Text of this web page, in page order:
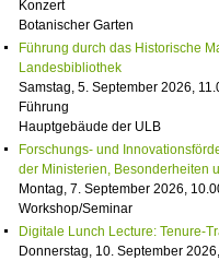
Konzert
Botanischer Garten
Führung durch das Historische
Landesbibliothek
Samstag, 5. September 2026,
Führung
Hauptgebäude der ULB
Forschungs- und
der Ministerien, Besonderheiten
Montag, 7. September 2026,
Workshop/Seminar
Digitale Lunch Lecture: Tenure-
Donnerstag, 10. September